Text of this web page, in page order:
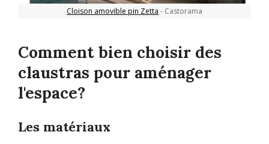
Cloison amovible pin Zetta - Castorama
Comment bien choisir des
claustras pour aménager
l'espace?
Les matériaux